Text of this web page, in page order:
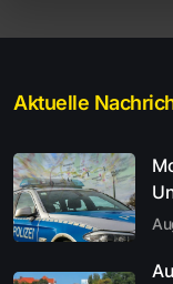
Aktuelle